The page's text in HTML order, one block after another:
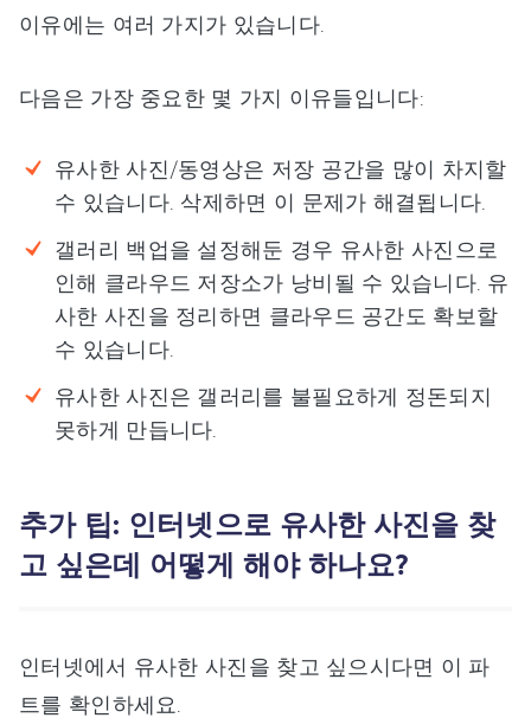
이유에는 여러 가지가 있습니다.
다음은 가장 중요한 몇 가지 이유들입니다:
유사한 사진/동영상은 저장 공간을 많이 차지할
수 있습니다. 삭제하면 이 문제가 해결됩니다.
갤러리 백업을 설정해둔 경우 유사한 사진으로
인해 클라우드 저장소가 낭비될 수 있습니다. 유
사한 사진을 정리하면 클라우드 공간도 확보할
수 있습니다.
유사한 사진은 갤러리를 불필요하게 정돈되지
못하게 만듭니다.
추가 팁: 인터넷으로 유사한 사진을 찾
고 싶은데 어떻게 해야 하나요?
인터넷에서 유사한 사진을 찾고 싶으시다면 이 파
트를 확인하세요.